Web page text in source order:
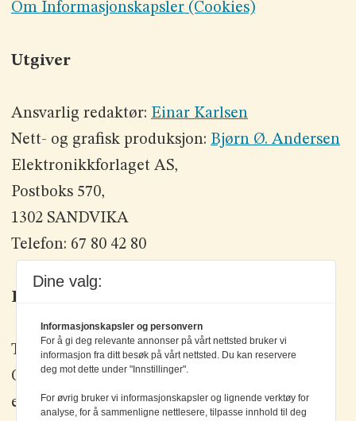
Om Informasjonskapsler (Cookies)
Utgiver
Ansvarlig redaktør: Einar Karlsen
Nett- og grafisk produksjon: Bjørn Ø. Andersen
Elektronikkforlaget AS,
Postboks 570,
1302 SANDVIKA
Telefon: 67 80 42 80
Kontakt oss
Tlf: +47 67 80 42 80
Olav Brunborgs vei 6, 1396 Billingstad
epost: elektronikk@elektronikkforlaget.no
Dine valg:
Informasjonskapsler og personvern
For å gi deg relevante annonser på vårt nettsted bruker vi
informasjon fra ditt besøk på vårt nettsted. Du kan reservere
deg mot dette under "Innstillinger".
For øvrig bruker vi informasjonskapsler og lignende verktøy for
analyse, for å sammenligne nettlesere, tilpasse innhold til deg